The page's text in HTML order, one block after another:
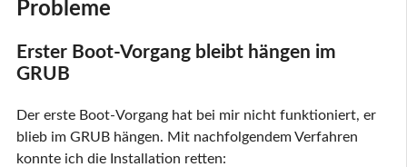
Probleme
Erster Boot-Vorgang bleibt hängen im
GRUB
Der erste Boot-Vorgang hat bei mir nicht funktioniert, er
blieb im GRUB hängen. Mit nachfolgendem Verfahren
konnte ich die Installation retten: